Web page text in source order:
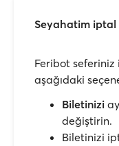
Seyahatim iptal
Feribot
aşağıdaki
Biletinizi
değiştirin.
Biletinizi